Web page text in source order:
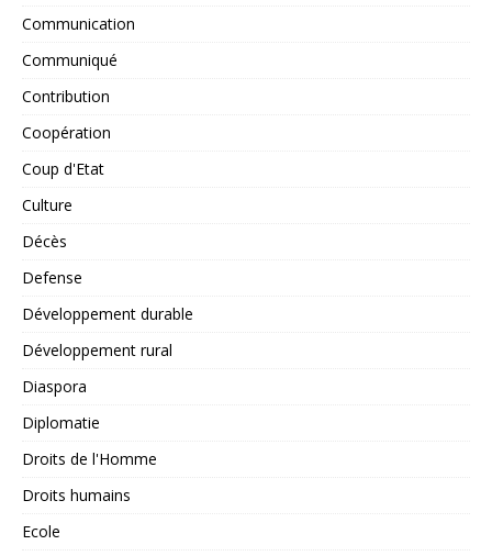
Communication
Communiqué
Contribution
Coopération
Coup d'Etat
Culture
Décès
Defense
Développement durable
Développement rural
Diaspora
Diplomatie
Droits de l'Homme
Droits humains
Ecole